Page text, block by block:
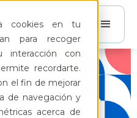
cookies en tu
para recoger
interacción con
recordarte.
el fin de mejorar
de navegación y
acerca de